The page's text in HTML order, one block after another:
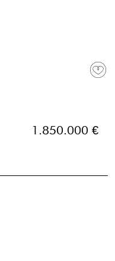
1.850.000 €